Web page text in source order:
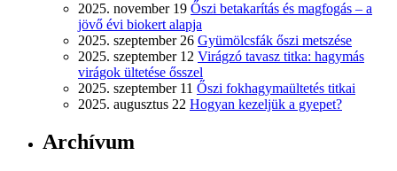
2025. november 19 Őszi betakarítás és magfogás – a
jövő évi biokert alapja
2025. szeptember 26 Gyümölcsfák őszi metszése
2025. szeptember 12 Virágzó tavasz titka: hagymás
virágok ültetése ősszel
2025. szeptember 11 Őszi fokhagymaültetés titkai
2025. augusztus 22 Hogyan kezeljük a gyepet?
Archívum